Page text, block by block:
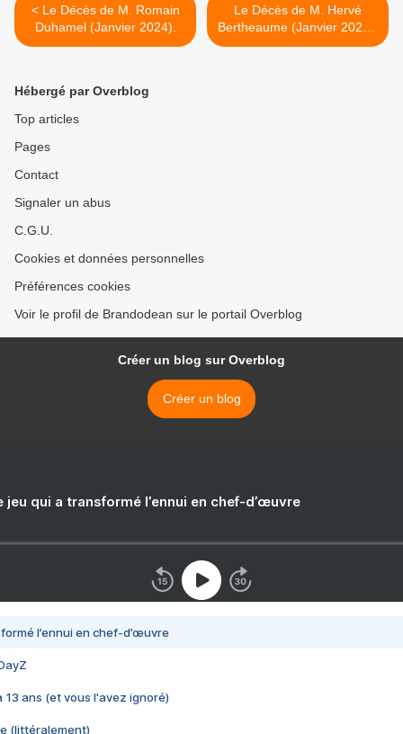
< Le Décès de M. Romain
Duhamel (Janvier 2024).
Le Décès de M. Hervé
Bertheaume (Janvier 2024).
>
Hébergé par Overblog
Top articles
Pages
Contact
Signaler un abus
C.G.U.
Cookies et données personnelles
Préférences cookies
Voir le profil de Brandodean sur le portail Overblog
Créer un blog sur Overblog
Créer un blog
jeu qui a transformé l’ennui en chef-d’œuvre
l’ennui en chef-d’œuvre
13 ans (et vous l'avez ignoré)
(littéralement)